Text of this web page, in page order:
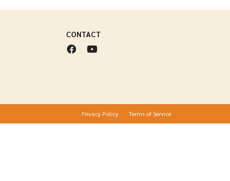
CONTACT
Privacy Policy Terms of Service